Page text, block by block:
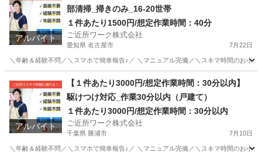
アルバイト
部清掃_掃きのみ_16-20世帯
１件あたり1500円/想定作業時間：40分
ご近所ワーク株式会社
愛知県 名古屋市 7月22日
＼年齢＆経験不問／＼スマホで簡単報告♪／ ＼マニュアル完備／＼スキマ時間のお小
その他
アルバイト
【１件あたり3000円/想定作業時間：30分以内】
駆けつけ対応_作業30分以内（戸建て）
１件あたり3000円/想定作業時間：30分以内
ご近所ワーク株式会社
千葉県 勝浦市 7月10日
＼年齢＆経験不問／＼スマホで簡単報告♪／ ＼マニュアル完備／＼スキマ時間のお小